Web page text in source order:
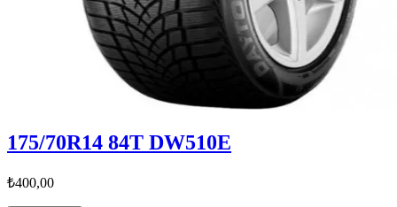
175/70R14 84T DW510E
₺400,00